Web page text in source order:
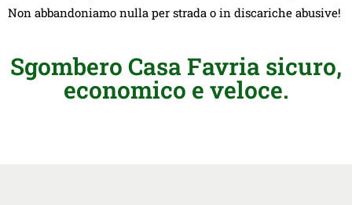
Non abbandoniamo nulla per strada o in discariche abusive!
Sgombero Casa Favria sicuro,
economico e veloce.